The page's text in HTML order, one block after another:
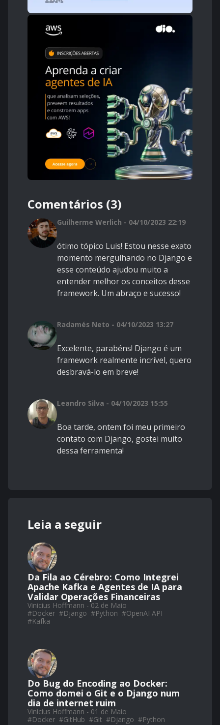
Comentários (3)
Guilherme Werlich - 04/10/2023 22:19
ótimo tópico Luis! Estou nesse exato
momento mergulhando no Django e
esse conteúdo ajudou muito a
entender melhor os conceitos desse
framework. Um abraço e sucesso!
Radamés Neto - 04/10/2023 13:27
Excelente, parabéns! Django é um
framework realmente incrível, quero
desbravá-lo em breve!
Leandro Silva - 04/10/2023 15:55
Boa tarde, ontem foi meu primeiro
contato com Django, gostei muito
dessa ferramenta!
Leia a seguir
Da Fila ao Cérebro: Como Integrei
Apache Kafka e Agentes de IA para
Validar Operações Financeiras
Vinicius Hoffmann - 02 de Maio
#Docker #Django #Python #OpenAI API
#Kafka
Do Bug do Encoding ao Docker:
Como domei o Git e o Django num
dia de internet ruim
Vinicius Hoffmann - 01 de Maio
#Docker #GitHub #Git #Django #Python